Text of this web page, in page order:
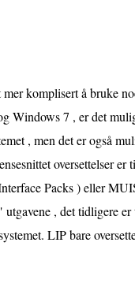
komplisert å bruke
Windows 7 , er det
, men det er også
oversettelser er
Packs ) eller
, det tidligere
LIP bare